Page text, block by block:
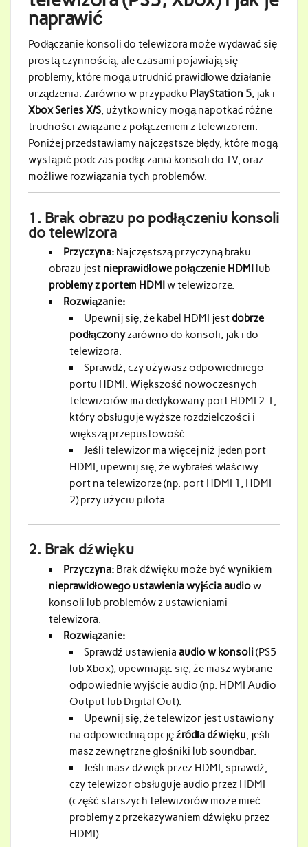
naprawić
Podłączanie konsoli do telewizora może wydawać się
prostą czynnością, ale czasami pojawiają się
problemy, które mogą utrudnić prawidłowe działanie
urządzenia. Zarówno w przypadku PlayStation 5, jak i
Xbox Series X/S, użytkownicy mogą napotkać różne
trudności związane z połączeniem z telewizorem.
Poniżej przedstawiamy najczęstsze błędy, które mogą
wystąpić podczas podłączania konsoli do TV, oraz
możliwe rozwiązania tych problemów.
1. Brak obrazu po podłączeniu konsoli
do telewizora
Przyczyna: Najczęstszą przyczyną braku
obrazu jest nieprawidłowe połączenie HDMIlub
problemy z portem HDMIw telewizorze.
Rozwiązanie:
Upewnij się, że kabel HDMI jestdobrze
podłączonyzarówno do konsoli, jak i do
telewizora.
Sprawdź, czy używasz odpowiedniego
portu HDMI. Większość nowoczesnych
telewizorów ma dedykowany port HDMI 2.1,
który obsługuje wyższe rozdzielczości i
większą przepustowość.
Jeśli telewizor ma więcej niż jeden port
HDMI, upewnij się, że wybrałeś właściwy
port na telewizorze (np. port HDMI 1, HDMI
2) przy użyciu pilota.
2. Brak dźwięku
Przyczyna: Brak dźwięku może być wynikiem
nieprawidłowego ustawienia wyjścia audiow
konsoli lub problemów z ustawieniami
telewizora.
Rozwiązanie:
Sprawdź ustawieniaaudio w konsoli (PS5
lub Xbox), upewniając się, że masz wybrane
odpowiednie wyjście audio (np. HDMI Audio
Output lub Digital Out).
Upewnij się, że telewizor jest ustawiony
na odpowiednią opcjęźródła dźwięku, jeśli
masz zewnętrzne głośniki lub soundbar.
Jeśli masz dźwięk przez HDMI, sprawdź,
czy telewizor obsługuje audio przez HDMI
(część starszych telewizorów może mieć
problemy z przekazywaniem dźwięku przez
HDMI).